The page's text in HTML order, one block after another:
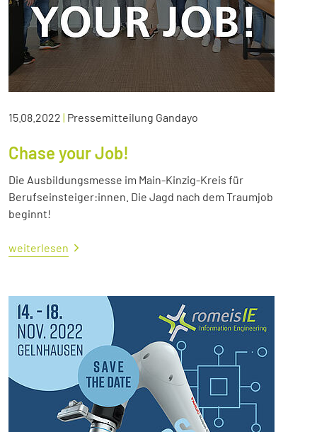
15.08.2022 | Pressemitteilung Gandayo
Chase your Job!
Die Ausbildungsmesse im Main-Kinzig-Kreis für
Berufseinsteiger:innen. Die Jagd nach dem Traumjob
beginnt!
weiterlesen